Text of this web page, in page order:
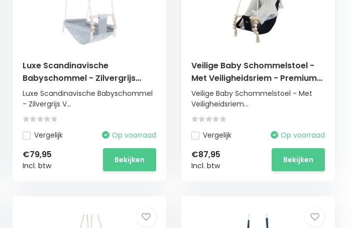
Luxe Scandinavische
Babyschommel - Zilvergrijs
Velours - Design
Schommelstoel
Luxe Scandinavische Babyschommel
- Zilvergrijs V...
Vergelijk Op voorraad
€79,95
Incl. btw
Bekijken
Veilige Baby Schommelstoel -
Met Veiligheidsriem - Premium
Kwaliteit Hout en Katoen
Veilige Baby Schommelstoel - Met
Veiligheidsriem...
Vergelijk Op voorraad
€87,95
Incl. btw
Bekijken